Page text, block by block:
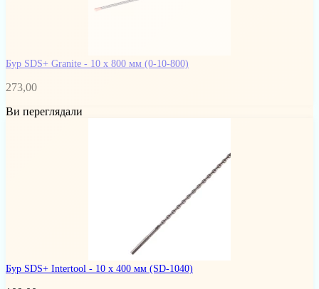
Бур SDS+ Granite - 10 x 800 мм (0-10-800)
273,00
Ви переглядали
Бур SDS+ Intertool - 10 х 400 мм (SD-1040)